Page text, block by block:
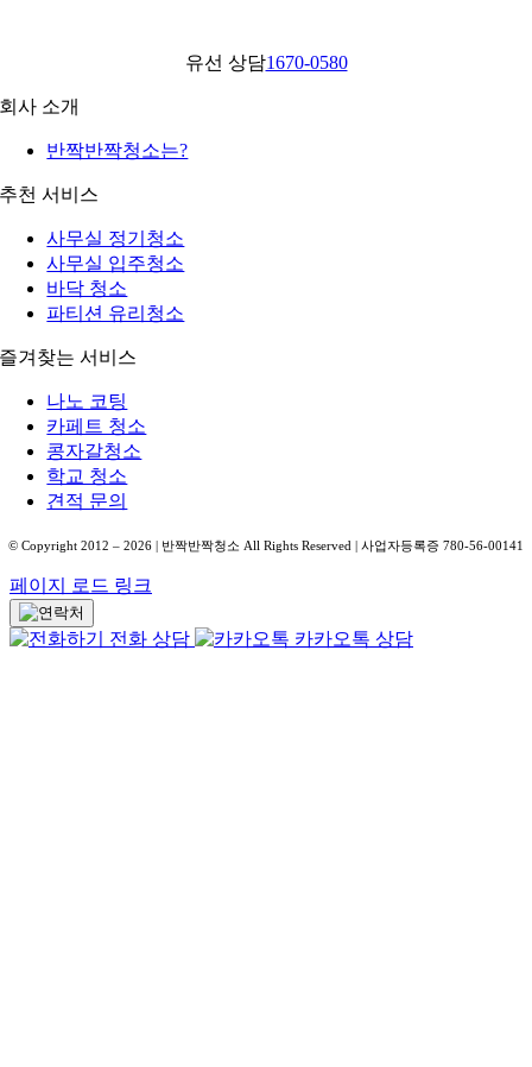
유선 상담1670-0580
회사 소개
반짝반짝청소는?
추천 서비스
사무실 정기청소
사무실 입주청소
바닥 청소
파티션 유리청소
즐겨찾는 서비스
나노 코팅
카페트 청소
콩자갈청소
학교 청소
견적 문의
© Copyright 2012 – 2026 | 반짝반짝청소 All Rights Reserved | 사업자등록증 780-56-00141
페이지 로드 링크
전화 상담
카카오톡 상담